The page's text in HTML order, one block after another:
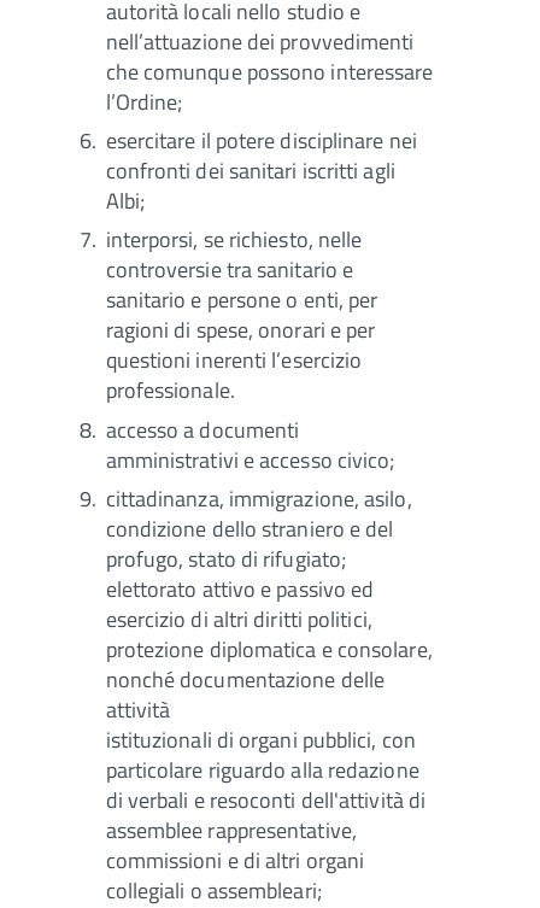
autorità locali nello studio e
nell’attuazione dei provvedimenti
che comunque possono interessare
l’Ordine;
esercitare il potere disciplinare nei
confronti dei sanitari iscritti agli
Albi;
interporsi, se richiesto, nelle
controversie tra sanitario e
sanitario e persone o enti, per
ragioni di spese, onorari e per
questioni inerenti l’esercizio
professionale.
accesso a documenti
amministrativi e accesso civico;
cittadinanza, immigrazione, asilo,
condizione dello straniero e del
profugo, stato di rifugiato;
elettorato attivo e passivo ed
esercizio di altri diritti politici,
protezione diplomatica e consolare,
nonché documentazione delle
attività
istituzionali di organi pubblici, con
particolare riguardo alla redazione
di verbali e resoconti dell'attività di
assemblee rappresentative,
commissioni e di altri organi
collegiali o assembleari;